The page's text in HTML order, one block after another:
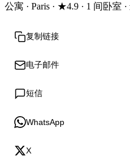
公寓 · Paris · ★4.9 · 1 间卧室
复制链接
电子邮件
短信
WhatsApp
X